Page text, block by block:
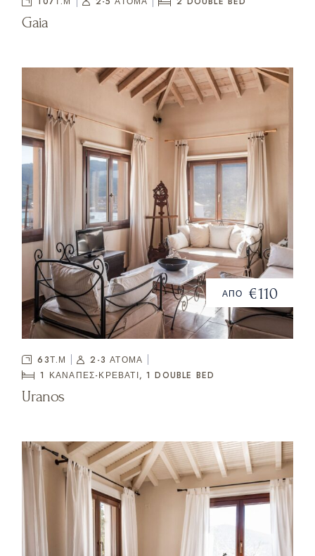
Gaia
ΑΠΟ €110
63Τ.Μ
2-3 ΑΤΟΜΑ
1 ΚΑΝΑΠΈΣ-ΚΡΕΒΆΤΙ, 1 DOUBLE BED
Uranos